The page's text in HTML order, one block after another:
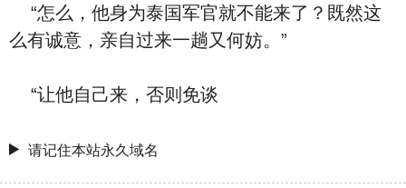
“怎么，他身为泰国军官就不能来了？既然这
么有诚意，亲自过来一趟又何妨。”
“让他自己来，否则免谈
请记住本站永久域名